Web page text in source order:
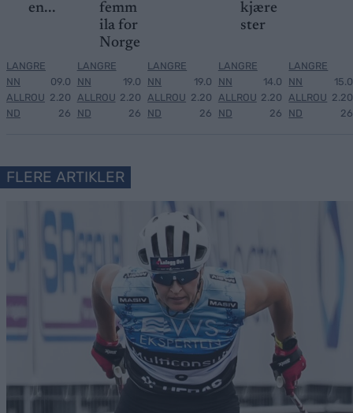
en...
LANGRE
NN
ALLROU
ND
09.0
2.20
26
femm
ila for
Norge
LANGRE
NN
ALLROU
ND
19.0
2.20
26
LANGRE
NN
ALLROU
ND
19.0
2.20
26
kjære
ster
LANGRE
NN
ALLROU
ND
14.0
2.20
26
LANGRE
NN
ALLROU
ND
15.0
2.20
26
FLERE ARTIKLER